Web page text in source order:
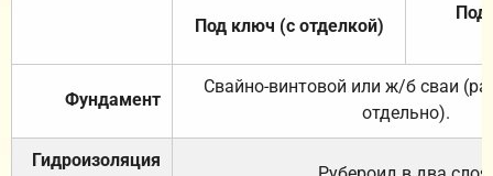
Под ключ (с отделкой)
Под
Фундамент
Свайно-винтовой или ж/б сваи
отдельно).
Гидроизоляция